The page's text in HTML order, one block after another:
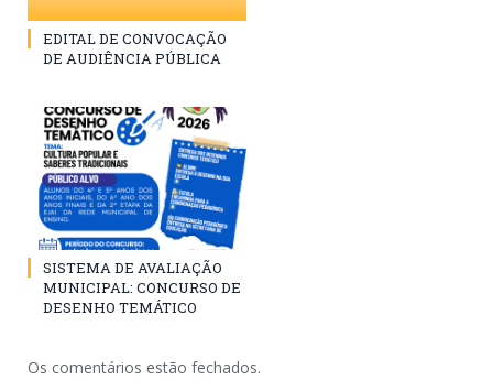
EDITAL DE CONVOCAÇÃO
DE AUDIÊNCIA PÚBLICA
SISTEMA DE AVALIAÇÃO
MUNICIPAL: CONCURSO DE
DESENHO TEMÁTICO
Os comentários estão fechados.